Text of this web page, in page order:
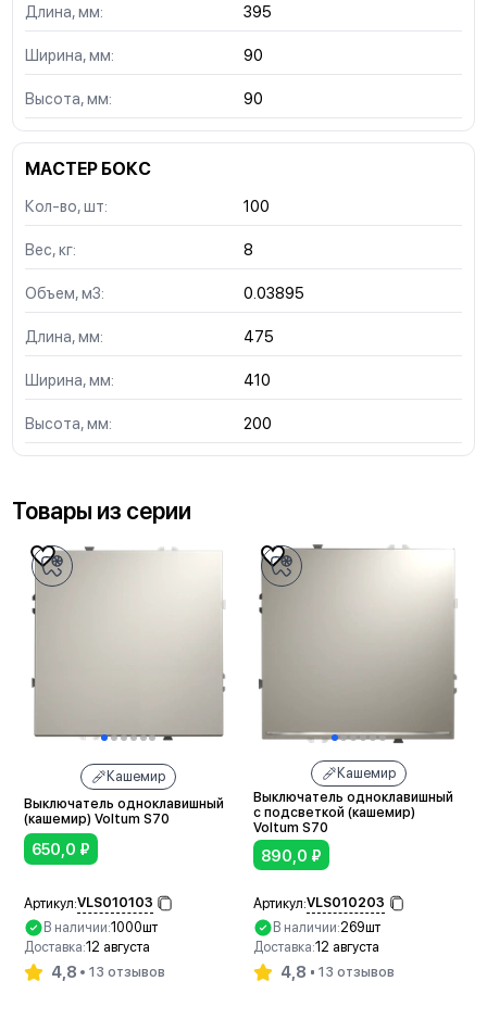
Длина, мм: 395
Ширина, мм: 90
Высота, мм: 90
МАСТЕР БОКС
Кол-во, шт: 100
Вес, кг: 8
Объем, м3: 0.03895
Длина, мм: 475
Ширина, мм: 410
Высота, мм: 200
Товары из серии
Кашемир
Выключатель одноклавишный
(кашемир) Voltum S70
650,0 ₽
Артикул:VLS010103
В наличии:1000шт
Доставка:12 августа
4,8 13 отзывов
Кашемир
Выключатель одноклавишный
с подсветкой (кашемир)
Voltum S70
890,0 ₽
Артикул:VLS010203
В наличии:269шт
Доставка:12 августа
4,8 13 отзывов